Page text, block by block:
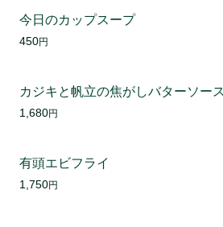
今日のカップスープ
450円
カジキと帆立の焦がしバターソー
1,680円
有頭エビフライ
1,750円